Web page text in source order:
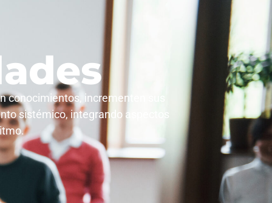
conocimientos, incrementen sus
sistémico, integrando aspectos